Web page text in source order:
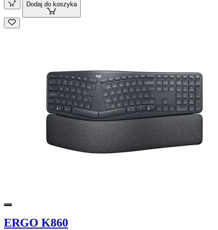
Dodaj do koszyka
ERGO K860